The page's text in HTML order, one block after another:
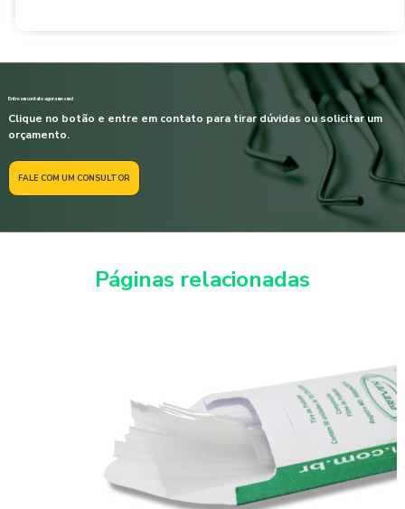
Entre em contato agora mesmo!
Clique no botão e entre em contato para tirar dúvidas ou solicitar um
orçamento.
FALE COM UM CONSULTOR
Páginas relacionadas